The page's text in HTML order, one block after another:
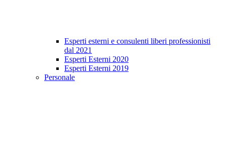
Esperti esterni e consulenti liberi professionisti
dal 2021
Esperti Esterni 2020
Esperti Esterni 2019
Personale